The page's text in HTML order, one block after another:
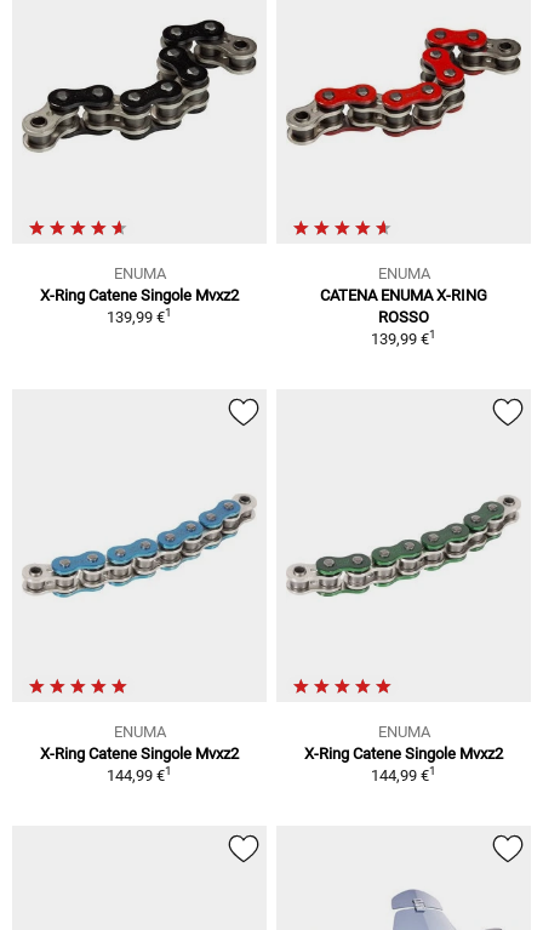
ENUMA
X-Ring Catene Singole Mvxz2
139,99 €1
ENUMA
CATENA ENUMA X-RING
ROSSO
139,99 €1
ENUMA
X-Ring Catene Singole Mvxz2
144,99 €1
ENUMA
X-Ring Catene Singole Mvxz2
144,99 €1